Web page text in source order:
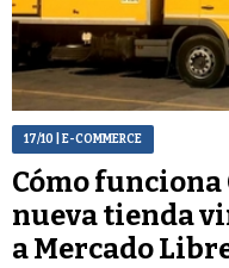
17/10 | E-COMMERCE
Cómo funciona
nueva tienda
a Mercado